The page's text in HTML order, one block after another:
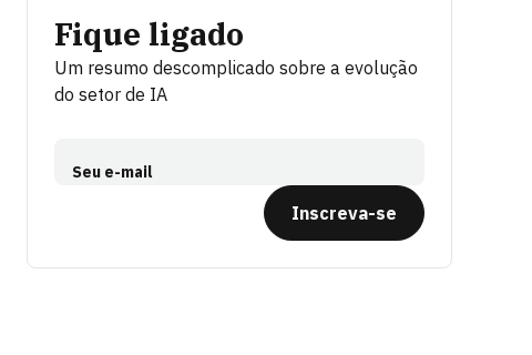
Fique ligado
Um resumo descomplicado sobre a evolução
do setor de IA
Seu e-mail
Inscreva-se